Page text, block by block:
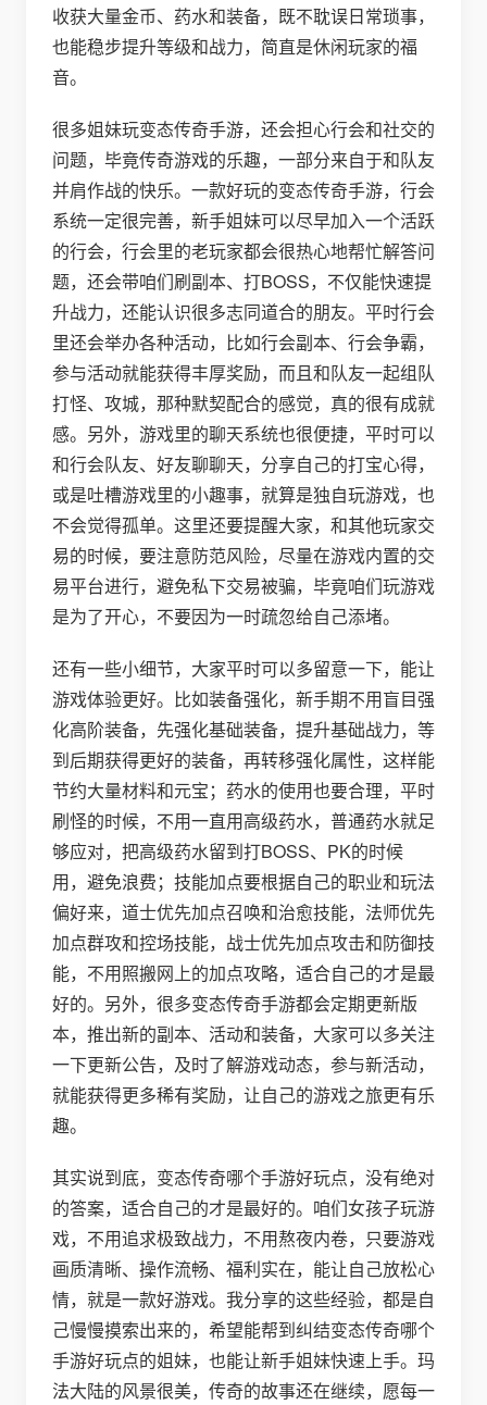
收获大量金币、药水和装备，既不耽误日常琐事，
也能稳步提升等级和战力，简直是休闲玩家的福
音。
很多姐妹玩变态传奇手游，还会担心行会和社交的
问题，毕竟传奇游戏的乐趣，一部分来自于和队友
并肩作战的快乐。一款好玩的变态传奇手游，行会
系统一定很完善，新手姐妹可以尽早加入一个活跃
的行会，行会里的老玩家都会很热心地帮忙解答问
题，还会带咱们刷副本、打BOSS，不仅能快速提
升战力，还能认识很多志同道合的朋友。平时行会
里还会举办各种活动，比如行会副本、行会争霸，
参与活动就能获得丰厚奖励，而且和队友一起组队
打怪、攻城，那种默契配合的感觉，真的很有成就
感。另外，游戏里的聊天系统也很便捷，平时可以
和行会队友、好友聊聊天，分享自己的打宝心得，
或是吐槽游戏里的小趣事，就算是独自玩游戏，也
不会觉得孤单。这里还要提醒大家，和其他玩家交
易的时候，要注意防范风险，尽量在游戏内置的交
易平台进行，避免私下交易被骗，毕竟咱们玩游戏
是为了开心，不要因为一时疏忽给自己添堵。
还有一些小细节，大家平时可以多留意一下，能让
游戏体验更好。比如装备强化，新手期不用盲目强
化高阶装备，先强化基础装备，提升基础战力，等
到后期获得更好的装备，再转移强化属性，这样能
节约大量材料和元宝；药水的使用也要合理，平时
刷怪的时候，不用一直用高级药水，普通药水就足
够应对，把高级药水留到打BOSS、PK的时候
用，避免浪费；技能加点要根据自己的职业和玩法
偏好来，道士优先加点召唤和治愈技能，法师优先
加点群攻和控场技能，战士优先加点攻击和防御技
能，不用照搬网上的加点攻略，适合自己的才是最
好的。另外，很多变态传奇手游都会定期更新版
本，推出新的副本、活动和装备，大家可以多关注
一下更新公告，及时了解游戏动态，参与新活动，
就能获得更多稀有奖励，让自己的游戏之旅更有乐
趣。
其实说到底，变态传奇哪个手游好玩点，没有绝对
的答案，适合自己的才是最好的。咱们女孩子玩游
戏，不用追求极致战力，不用熬夜内卷，只要游戏
画质清晰、操作流畅、福利实在，能让自己放松心
情，就是一款好游戏。我分享的这些经验，都是自
己慢慢摸索出来的，希望能帮到纠结变态传奇哪个
手游好玩点的姐妹，也能让新手姐妹快速上手。玛
法大陆的风景很美，传奇的故事还在继续，愿每一